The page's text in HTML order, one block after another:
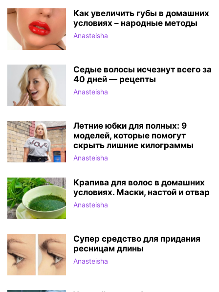
Как увеличить губы в домашних
условиях – народные методы
Anasteisha
Седые волосы исчезнут всего за
40 дней — рецепты
Anasteisha
Летние юбки для полных: 9
моделей, которые помогут
скрыть лишние килограммы
Anasteisha
Крапива для волос в домашних
условиях. Маски, настой и отвар
Anasteisha
Супер средство для придания
ресницам длины
Anasteisha